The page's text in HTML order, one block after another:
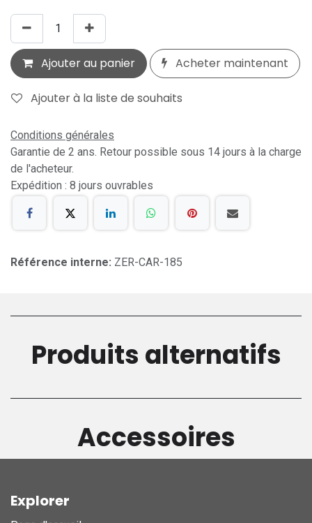
Ajouter au panier Acheter maintenant
Ajouter à la liste de souhaits
Conditions générales
Garantie de 2 ans. Retour possible sous 14 jours à la charge
de l'acheteur.
Expédition : 8 jours ouvrables
Référence interne: ZER-CAR-185
Produits alternatifs
Accessoires
Explorer